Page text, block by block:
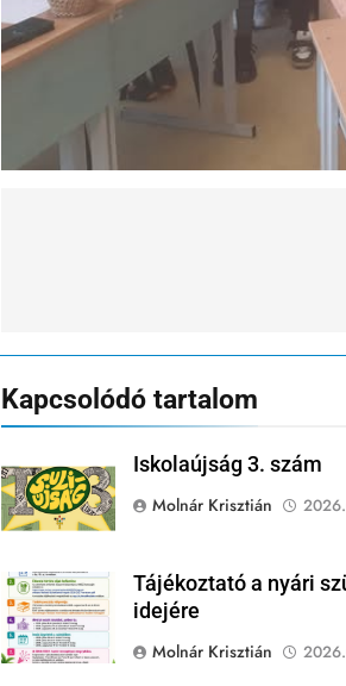
Kapcsolódó tartalom
Iskolaújság 3. szám
Molnár Krisztián
Tájékoztató a nyári
idejére
Molnár Krisztián